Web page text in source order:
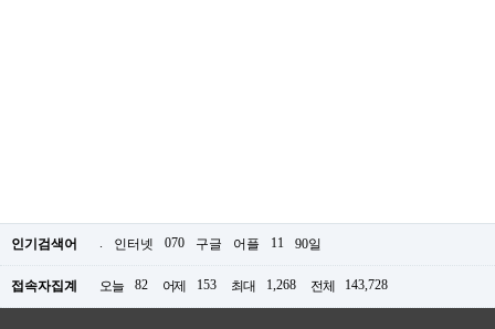
인기검색어 . 인터넷 070 구글 어플 11 90일
접속자집계 오늘 82 어제 153 최대 1,268 전체 143,728